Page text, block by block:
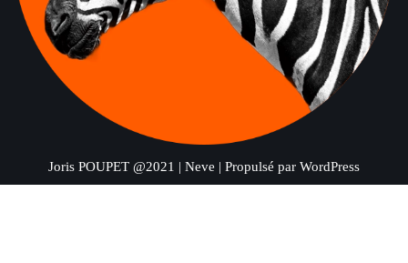
Joris POUPET @2021 | Neve | Propulsé par WordPress